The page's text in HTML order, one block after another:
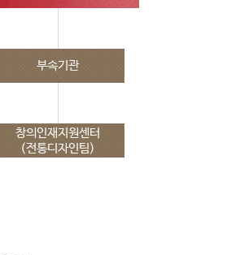
부속기관
창의인재지원센터
(전통디자인팀)